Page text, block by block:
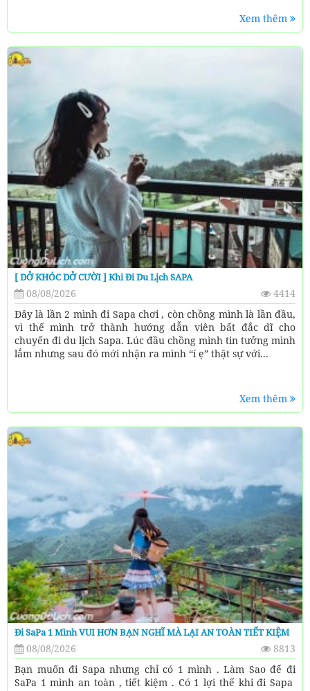
Xem thêm
[ DỞ KHÓC DỞ CƯỜI ] Khi Đi Du Lịch SAPA
08/08/2026
4414
Đây là lần 2 mình đi Sapa chơi , còn chồng mình là lần đầu,
vì thế mình trở thành hướng dẫn viên bất đắc dĩ cho
chuyến đi du lịch Sapa. Lúc đầu chồng mình tin tưởng mình
lắm nhưng sau đó mới nhận ra mình “í ẹ” thật sự với...
Xem thêm
Đi SaPa 1 Mình VUI HƠN BẠN NGHĨ MÀ LẠI AN TOÀN TIẾT KIỆM
08/08/2026
8813
Bạn muốn đi Sapa nhưng chỉ có 1 mình . Làm Sao để đi
SaPa 1 mình an toàn , tiết kiệm . Có 1 lợi thế khi đi Sapa